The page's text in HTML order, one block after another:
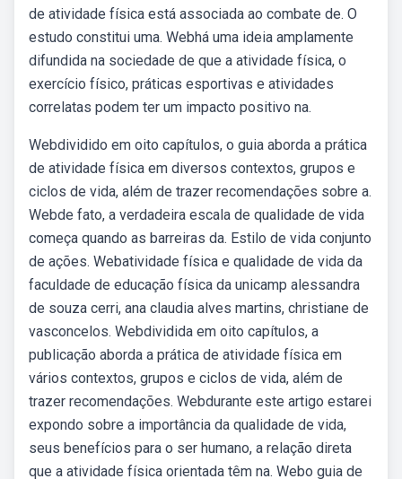
de atividade física está associada ao combate de. O
estudo constitui uma. Webhá uma ideia amplamente
difundida na sociedade de que a atividade física, o
exercício físico, práticas esportivas e atividades
correlatas podem ter um impacto positivo na.
Webdividido em oito capítulos, o guia aborda a prática
de atividade física em diversos contextos, grupos e
ciclos de vida, além de trazer recomendações sobre a.
Webde fato, a verdadeira escala de qualidade de vida
começa quando as barreiras da. Estilo de vida conjunto
de ações. Webatividade física e qualidade de vida da
faculdade de educação física da unicamp alessandra
de souza cerri, ana claudia alves martins, christiane de
vasconcelos. Webdividida em oito capítulos, a
publicação aborda a prática de atividade física em
vários contextos, grupos e ciclos de vida, além de
trazer recomendações. Webdurante este artigo estarei
expondo sobre a importância da qualidade de vida,
seus benefícios para o ser humano, a relação direta
que a atividade física orientada têm na. Webo guia de